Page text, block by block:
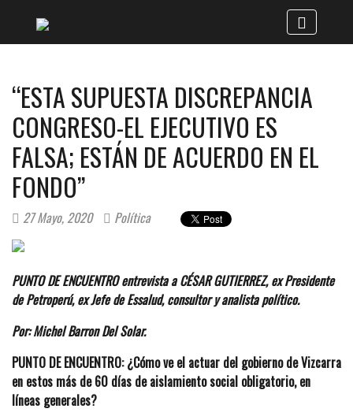
“ESTA SUPUESTA DISCREPANCIA
CONGRESO-EL EJECUTIVO ES
FALSA; ESTÁN DE ACUERDO EN EL
FONDO”
27 Mayo, 2020 Política
PUNTO DE ENCUENTRO entrevista a CÉSAR GUTIERREZ, ex Presidente
de Petroperú, ex Jefe de Essalud, consultor y analista político.
Por: Michel Barron Del Solar.
PUNTO DE ENCUENTRO: ¿Cómo ve el actuar del gobierno de Vizcarra
en estos más de 60 días de aislamiento social obligatorio, en
líneas generales?